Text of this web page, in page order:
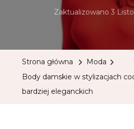
Zaktualizowano 3
Strona główna
Moda
Body damskie w stylizacjach
bardziej eleganckich